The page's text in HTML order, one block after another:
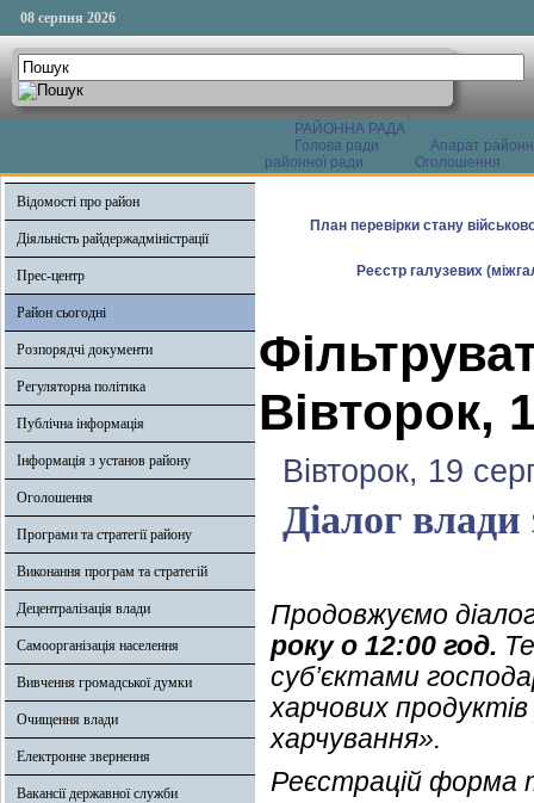
08 серпня 2026
РАЙОННА РАДА
Голова ради
Апарат
районної ради
Оголошення
Відомості про район
Діяльність райдержадміністрації
Прес-центр
Район сьогодні
Розпорядчі документи
Регуляторна політика
Публічна інформація
Інформація з установ району
Оголошення
Програми та стратегії району
Виконання програм та стратегій
Децентралізація влади
Самоорганізація населення
Вивчення громадської думки
Очищення влади
Електронне звернення
Вакансії державної служби
План перевірки стану
Реєстр галузевих
Вівторок,
Вівторок, 19
Діалог влади
Продовжуємо
року о 12:00 год.
суб’єктами
харчових
харчування».
Реєстрацій